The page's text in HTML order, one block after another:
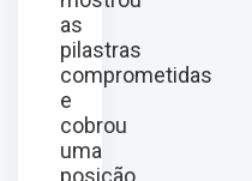
as
pilastras
comprometidas
e
cobrou
uma
posição